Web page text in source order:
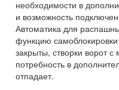
необходимости в
и возможность
Автоматика для
функцию самоблокировки
закрыты, створки ворот
потребность в
отпадает.